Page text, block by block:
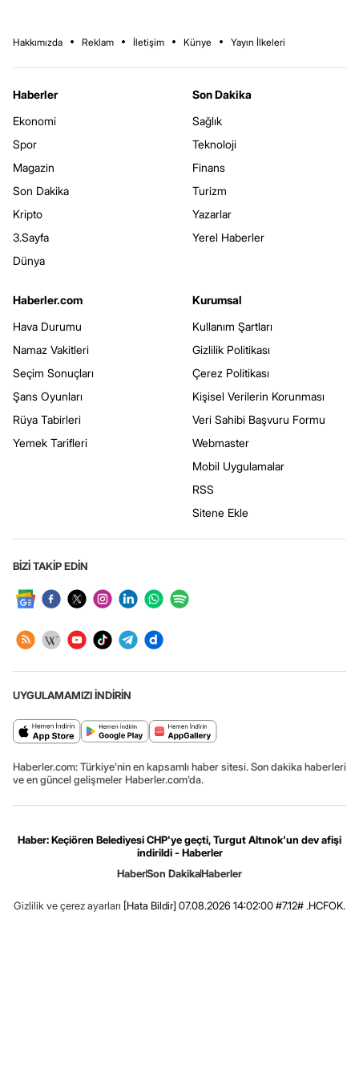
Hakkımızda Reklam İletişim Künye Yayın İlkeleri
Haberler
Ekonomi
Spor
Magazin
Son Dakika
Kripto
3.Sayfa
Dünya
Son Dakika
Sağlık
Teknoloji
Finans
Turizm
Yazarlar
Yerel Haberler
Haberler.com
Hava Durumu
Namaz Vakitleri
Seçim Sonuçları
Şans Oyunları
Rüya Tabirleri
Yemek Tarifleri
Kurumsal
Kullanım Şartları
Gizlilik Politikası
Çerez Politikası
Kişisel Verilerin Korunması
Veri Sahibi Başvuru Formu
Webmaster
Mobil Uygulamalar
RSS
Sitene Ekle
BİZİ TAKİP EDİN
UYGULAMAMIZI İNDİRİN
Haberler.com: Türkiye’nin en kapsamlı haber sitesi. Son dakika haberleri
ve en güncel gelişmeler Haberler.com’da.
Haber: Keçiören Belediyesi CHP'ye geçti, Turgut Altınok'un dev afişi
indirildi - Haberler
HaberSon DakikaHaberler
Gizlilik ve çerez ayarları [Hata Bildir] 07.08.2026 14:02:00 #7.12# .HCFOK.